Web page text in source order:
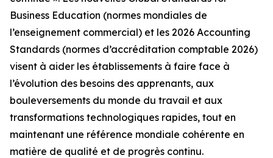
Business Education (normes mondiales de
l’enseignement commercial) et les 2026 Accounting
Standards (normes d’accréditation comptable 2026)
visent à aider les établissements à faire face à
l’évolution des besoins des apprenants, aux
bouleversements du monde du travail et aux
transformations technologiques rapides, tout en
maintenant une référence mondiale cohérente en
matière de qualité et de progrès continu.